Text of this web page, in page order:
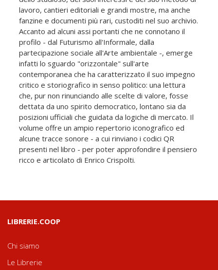
lavoro, cantieri editoriali e grandi mostre, ma anche
fanzine e documenti più rari, custoditi nel suo archivio.
Accanto ad alcuni assi portanti che ne connotano il
profilo - dal Futurismo all'Informale, dalla
partecipazione sociale all'Arte ambientale -, emerge
infatti lo sguardo "orizzontale" sull'arte
contemporanea che ha caratterizzato il suo impegno
critico e storiografico in senso politico: una lettura
che, pur non rinunciando alle scelte di valore, fosse
dettata da uno spirito democratico, lontano sia da
posizioni ufficiali che guidata da logiche di mercato. Il
volume offre un ampio repertorio iconografico ed
alcune tracce sonore - a cui rinviano i codici QR
presenti nel libro - per poter approfondire il pensiero
ricco e articolato di Enrico Crispolti.
LIBRERIE.COOP
Chi siamo
Le Librerie